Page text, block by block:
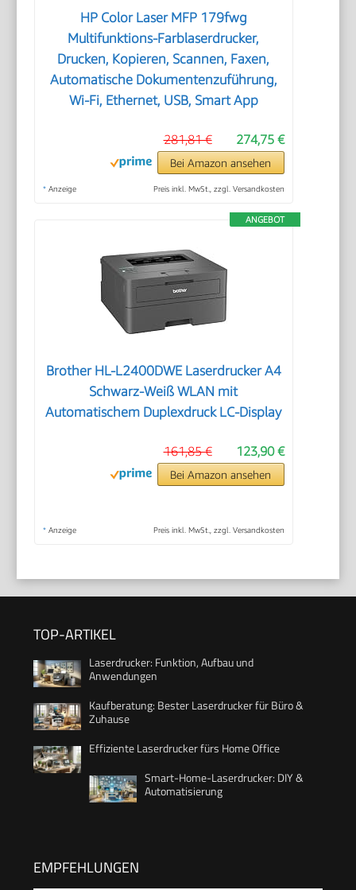
HP Color Laser MFP 179fwg
Multifunktions-Farblaserdrucker,
Drucken, Kopieren, Scannen, Faxen,
Automatische Dokumentenzuführung,
Wi-Fi, Ethernet, USB, Smart App
274,75 €
281,81 €
Bei Amazon ansehen
* Anzeige Preis inkl. MwSt., zzgl. Versandkosten
ANGEBOT
Brother HL-L2400DWE Laserdrucker A4
Schwarz-Weiß WLAN mit
Automatischem Duplexdruck LC-Display
123,90 €
161,85 €
Bei Amazon ansehen
* Anzeige Preis inkl. MwSt., zzgl. Versandkosten
TOP-ARTIKEL
Laserdrucker: Funktion, Aufbau und
Anwendungen
Kaufberatung: Bester Laserdrucker für Büro &
Zuhause
Effiziente Laserdrucker fürs Home Office
Smart-Home-Laserdrucker: DIY &
Automatisierung
EMPFEHLUNGEN